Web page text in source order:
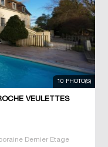
10 PHOTO(S)
VEULETTES
Dernier Etage